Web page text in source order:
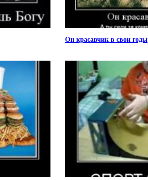
Он красавчик в свои годы